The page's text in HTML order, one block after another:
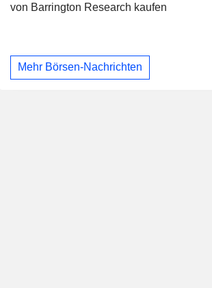
von Barrington Research kaufen
Mehr Börsen-Nachrichten